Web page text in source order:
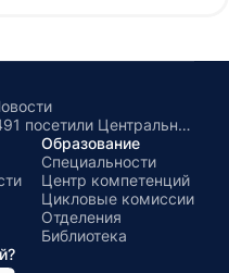
Учащиеся группы 5к9491 посетили Центральную библиотеку имени Янки Купалы в г. Минске
Образование
Специальности
Центр компетенций
Цикловые комиссии
Отделения
Библиотека